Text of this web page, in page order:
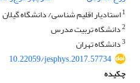
1استادیار اقلیم شناسی/ دانشگاه گیلان
2دانشگاه تربیت مدرس
3دانشگاه تهران
10.22059/jesphys.2017.57734
چکیده